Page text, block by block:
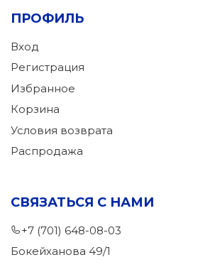
ПРОФИЛЬ
Вход
Регистрация
Избранное
Корзина
Условия возврата
Распродажа
СВЯЗАТЬСЯ С НАМИ
+7 (701) 648-08-03
Бокейханова 49/1